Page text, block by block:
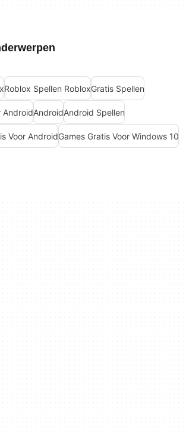
Roblox Spellen RobloxGratis Spellen
AndroidAndroidAndroid Spellen
Voor AndroidGames Gratis Voor Windows 10